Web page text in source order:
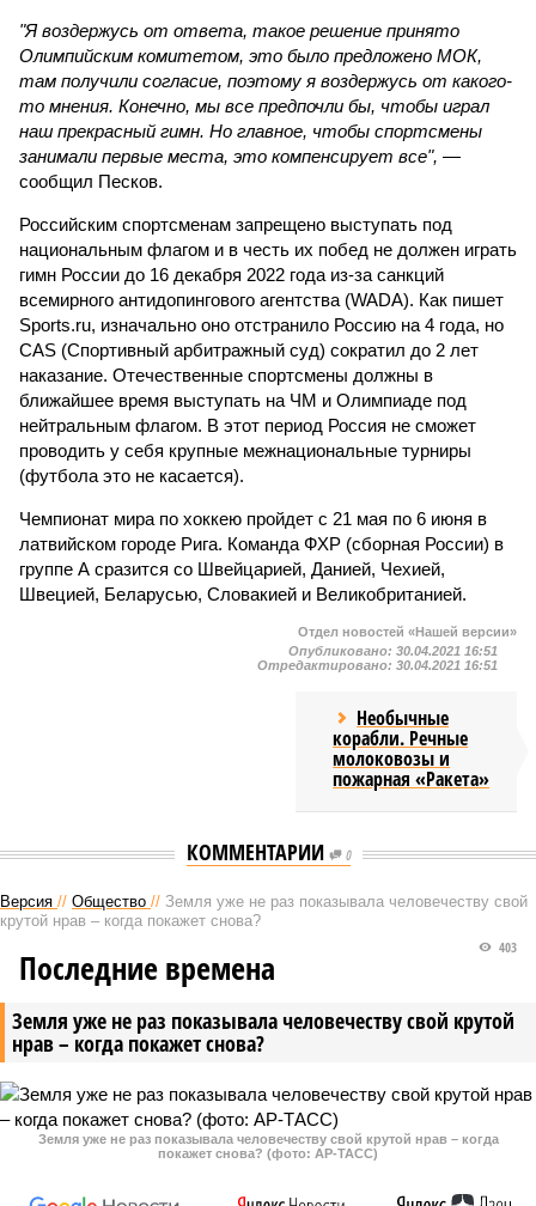
"Я воздержусь от ответа, такое решение принято
Олимпийским комитетом, это было предложено МОК,
там получили согласие, поэтому я воздержусь от какого-
то мнения. Конечно, мы все предпочли бы, чтобы играл
наш прекрасный гимн. Но главное, чтобы спортсмены
занимали первые места, это компенсирует все", —
сообщил Песков.
Российским спортсменам запрещено выступать под
национальным флагом и в честь их побед не должен играть
гимн России до 16 декабря 2022 года из-за санкций
всемирного антидопингового агентства (WADA). Как пишет
Sports.ru, изначально оно отстранило Россию на 4 года, но
CAS (Спортивный арбитражный суд) сократил до 2 лет
наказание. Отечественные спортсмены должны в
ближайшее время выступать на ЧМ и Олимпиаде под
нейтральным флагом. В этот период Россия не сможет
проводить у себя крупные межнациональные турниры
(футбола это не касается).
Чемпионат мира по хоккею пройдет с 21 мая по 6 июня в
латвийском городе Рига. Команда ФХР (сборная России) в
группе А сразится со Швейцарией, Данией, Чехией,
Швецией, Беларусью, Словакией и Великобританией.
Отдел новостей «Нашей версии»
Опубликовано: 30.04.2021 16:51
Отредактировано: 30.04.2021 16:51
Необычные
корабли. Речные
молоковозы и
пожарная «Ракета»
КОММЕНТАРИИ 0
Версия // Общество // Земля уже не раз показывала человечеству свой
крутой нрав – когда покажет снова?
Земля уже не раз показывала человечеству свой крутой
нрав – когда покажет снова?
403
Последние времена
Земля уже не раз показывала человечеству свой крутой нрав – когда
покажет снова? (фото: АР-ТАСС)